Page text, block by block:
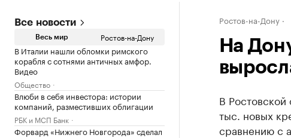
Все новости
Весь мир Ростов-на-Дону
В Италии нашли обломки римского
корабля с сотнями античных амфор.
Видео
Общество
Влюби в себя инвестора: истории
компаний, разместивших облигации
РБК и МСП Банк
Форвард «Нижнего Новгорода» сделал
Ростов-на-Дону
На
В Ростовской
тыс. новых
сравнению с